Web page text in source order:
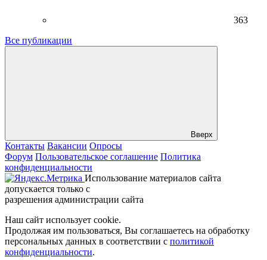
363
Все публикации
Вверх
Контакты Вакансии Опросы
Форум Пользовательское соглашение Политика
конфиденциальности
Использование материалов сайта
допускается только с
разрешения администрации сайта
Наш сайт использует cookie.
Продолжая им пользоваться, Вы соглашаетесь на обработку
персональных данных в соответствии с политикой
конфиденциальности.